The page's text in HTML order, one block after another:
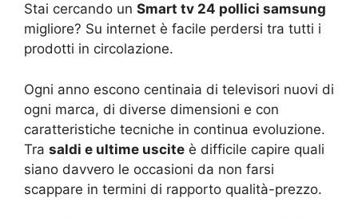
Stai cercando un Smart tv 24 pollici samsung
migliore? Su internet è facile perdersi tra tutti i
prodotti in circolazione.
Ogni anno escono centinaia di televisori nuovi di
ogni marca, di diverse dimensioni e con
caratteristiche tecniche in continua evoluzione.
Tra saldi e ultime uscite è difficile capire quali
siano davvero le occasioni da non farsi
scappare in termini di rapporto qualità-prezzo.